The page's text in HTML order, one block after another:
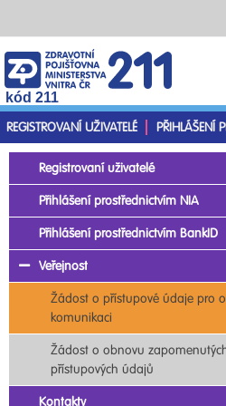
kód 211
REGISTROVANÍ UŽIVATELÉ
PŘIHLÁŠENÍ
Registrovaní uživatelé
Přihlášení prostřednictvím NIA
Přihlášení prostřednictvím BankID
Veřejnost
Žádost o přístupové údaje pro
komunikaci
Žádost o obnovu
přístupových údajů
Kontakty